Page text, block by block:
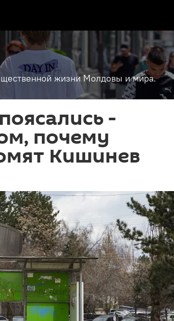
жизни Молдовы и мира.
-
почему
Кишинев